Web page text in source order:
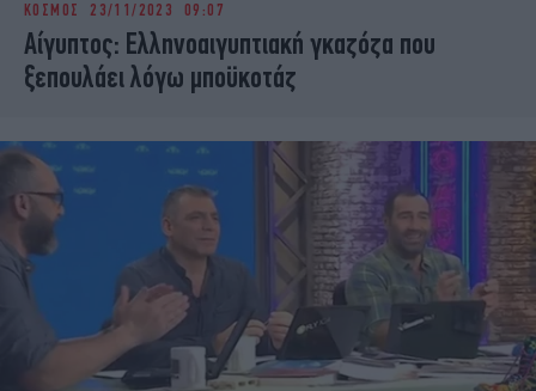
iBOOKS
OSCARS
THE OCEAN
MEDIA
NEWSLETTER
ΚΟΣΜΟΣ 23/11/2023 09:07
Αίγυπτος: Ελληνοαιγυπτιακή γκαζόζα που
ξεπουλάει λόγω μποϋκοτάζ